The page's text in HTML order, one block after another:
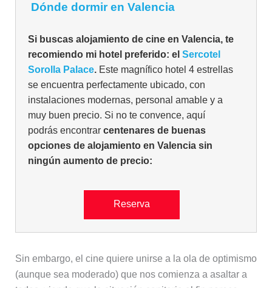
Dónde dormir en Valencia
Si buscas alojamiento de cine en Valencia, te
recomiendo mi hotel preferido: el Sercotel
Sorolla Palace.Este magnífico hotel 4 estrellas
se encuentra perfectamente ubicado, con
instalaciones modernas, personal amable y a
muy buen precio. Si no te convence, aquí
podrás encontrar centenares de buenas
opciones de alojamiento en Valencia sin
ningún aumento de precio:
Reserva
Sin embargo, el cine quiere unirse a la ola de optimismo
(aunque sea moderado) que nos comienza a asaltar a